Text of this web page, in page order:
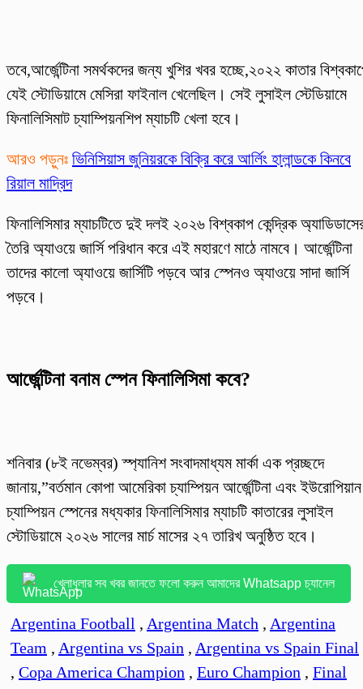
তবে,আর্জেন্টিনা সমর্থকদের জন্য খুশির খবর হচ্ছে,২০২২ কাতার
যেই স্টোডিয়ামে মেসিরা ফাইনাল খেলেছিল। সেই লুসাইল স্টেডিয়ামে
ফিনালিসিমাট চ্যাম্পিয়নশিপ ম্যাচটি খেলা হবে।
আরও পড়ুনঃ ভিনিসিয়াস জুনিয়রকে বিক্রি করে আর্লিং হালান্ডকে কিনবে
রিয়াল মাদ্রিদ
ফিনালিসিমার ম্যাচটিতে দুই দলই ২০২৬ বিশ্বকাপ কেন্দ্রিক
তৈরি অ্যাওয়ে জার্সি পরিধান করে এই মহারণে মাঠে নামবে। আর্জেন্টিনা
তাদের কালো অ্যাওয়ে জার্সিটি পড়বে আর স্পেনও অ্যাওয়ে সাদা জার্সি
পড়বে।
আর্জেন্টিনা বনাম স্পেন ফিনালিসিমা কবে?
শনিবার (৮ই নভেম্বর) স্প্যানিশ সংবাদমাধ্যম মার্কা এক প্রচ্ছদে
জানায়,”বর্তমান কোপা আমেরিকা চ্যাম্পিয়ন আর্জেন্টিনা এবং ইউরোপিয়ান
চ্যাম্পিয়ন স্পেনের মধ্যকার ফিনালিসিমার ম্যাচটি কাতারের লুসাইল
স্টোডিয়ামে ২০২৬ সালের মার্চ মাসের ২৭ তারিখ অনুষ্ঠিত হবে।
খেলাধুলার সব খবর জানতে ফলো করুন আমাদের Whatsapp চ্যানেল
Argentina Football , Argentina Match , Argentina
Team , Argentina vs Spain , Argentina vs Spain Final
, Copa America Champion , Euro Champion , Final